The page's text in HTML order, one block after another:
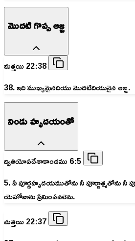
మొదటి గొప్ప ఆజ్ఞ
మత్తయి 22:38
38. ఇది ముఖ్యమైనదియు మొదటిదియునైన ఆజ్ఞ.
నిండు హృదయంతో
ద్వితియోపదేశాకాండము 6:5
5. నీ పూర్ణహృదయముతోను నీ పూర్ణాత్మతోను నీ
యెహోవాను ప్రేమింపవలెను.
మత్తయి 22:37